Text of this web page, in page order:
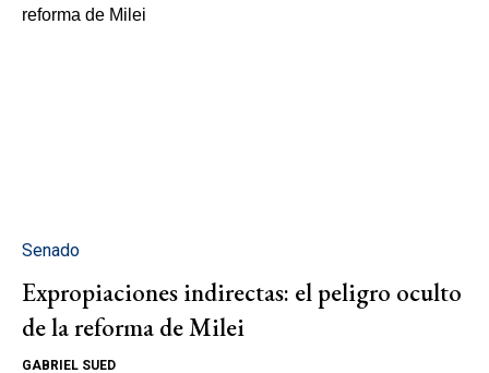
Senado
Expropiaciones indirectas: el peligro oculto
de la reforma de Milei
GABRIEL SUED